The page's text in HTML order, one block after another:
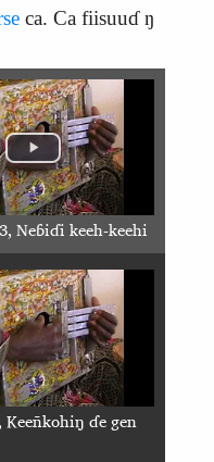
ca. Ca fiisuuɗ ŋ
Neɓiɗi keeh-keehi
Keeñkohiŋ ɗe gen